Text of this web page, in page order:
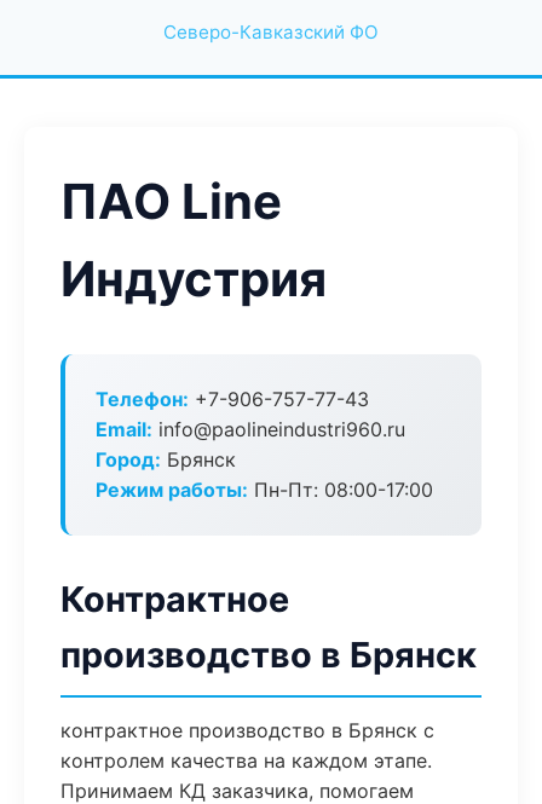
Северо-Кавказский ФО
ПАО Line
Индустрия
Телефон: +7-906-757-77-43
Email: info@paolineindustri960.ru
Город: Брянск
Режим работы: Пн-Пт: 08:00-17:00
Контрактное
производство в Брянск
контрактное производство в Брянск с
контролем качества на каждом этапе.
Принимаем КД заказчика, помогаем